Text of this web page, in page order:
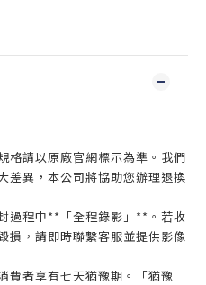
格請以原廠官網標示為準。我們
差異，本公司將協助您辦理退換
過程中**「全程錄影」**。若收
損，請即時聯繫客服並提供影像
費者享有七天猶豫期。「猶豫